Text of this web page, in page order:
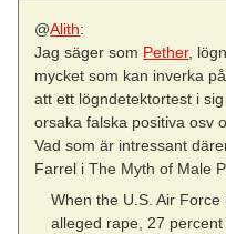
@Alith:
Jag säger som Pether,
mycket som kan inverka
att ett lögndetektortest i
orsaka falska positiva osv
Vad som är intressant
Farrel i The Myth of Male
When the U.S. Air
alleged rape, 27